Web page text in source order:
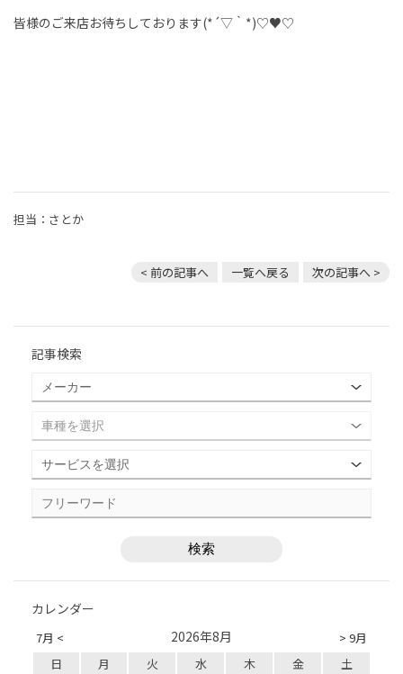
皆様のご来店お待ちしております(*´▽｀*)♡♥♡
担当：さとか
< 前の記事へ 一覧へ戻る 次の記事へ >
記事検索
カレンダー
7月 < > 9月
2026年8月
日 月 火 水 木 金
土